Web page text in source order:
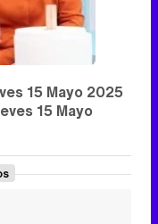
15 Mayo 2025
15 Mayo